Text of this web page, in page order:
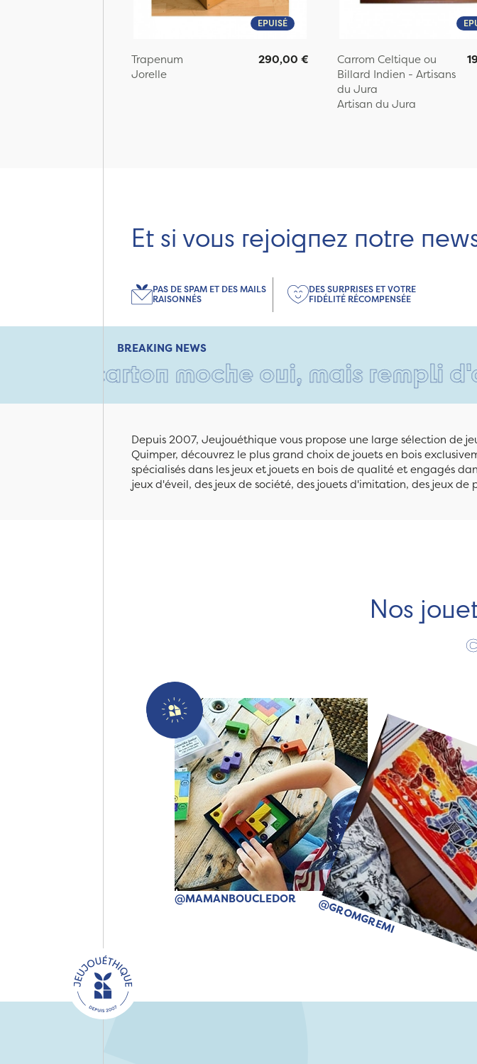
EPUISÉ
Trapenum
Jorelle
290,00 €
Carrom Celtique ou
Billard Indien - Artisans
du Jura
Artisan du Jura
Et si vous rejoignez notre
PAS DE SPAM ET DES MAILS
RAISONNÉS
DES SURPRISES ET VOTRE
FIDÉLITÉ RÉCOMPENSÉE
BREAKING NEWS
carton moche oui, mais rempli
Depuis 2007, Jeujouéthique vous propose une large sélection de
Quimper, découvrez le plus grand choix de jouets en bois
spécialisés dans les jeux et jouets en bois de qualité et engagés
jeux d'éveil, des jeux de société, des jouets d'imitation, des jeux de
Nos
@MAMANBOUCLEDOR @GROMGREMI